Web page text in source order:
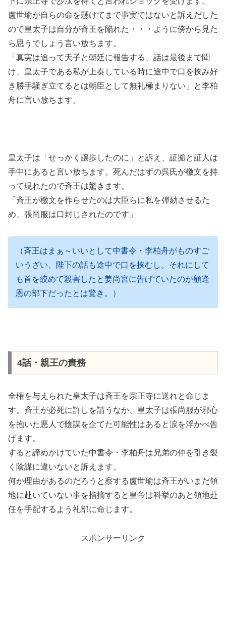
盧世瑜が自らの命を懸けてまで事実ではないと訴えだした
ので皇太子は自分が斉王を陥れた・・・ように傍から見た
ら思うでしょう言い放ちます。
「真実は追って天子と朝廷に報告する、話は最後まで聞
け、皇太子である私が上奏している時に途中で口を挟み好
き勝手騒ぎ立てるとは朝臣として無礼極まりない」と李柏
舟に言い放ちます。
皇太子は「せっかく譲歩したのに」と訴え、証拠と証人は
手中にあると言い放ちます。死んだはずの呉氏が檄文を持
って現れたので斉王は驚きます。
「斉王が檄文を作らせたのは大臣らに私を弾劾させるた
め、張尚服は口封じされたのです」
（斉王はまぁ～いいとして中書令・李柏舟がものすご
いうざい、陛下の話も途中で口を挟むし。それにして
も首を絞めて殺害したと姜尚宮に告げていたのが顧逢
恩の部下だったとは驚き。）
4話・親王の責務
全権を与えられた皇太子は斉王を宗正寺に送れと命じま
す。斉王が必死に許しを請うなか、皇太子は張尚服が邪心
を抱いた悪人で陰謀を企てた可能性はあると涙を浮かべ告
げます。
すると諦めかけていた中書令・李柏舟は兄弟の仲を引き裂
く陰謀に違いないと訴えます。
何か理由があるのだろうと察する盧世瑜は斉王がいまだ領
地に赴いていない事を指摘すると皇帝は科挙のあと領地赴
任を手配するよう礼部に命じます。
スポンサーリンク